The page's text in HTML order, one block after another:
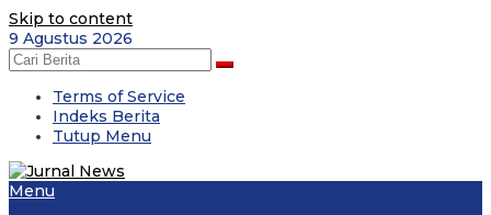
Skip to content
9 Agustus 2026
Terms of Service
Indeks Berita
Tutup Menu
Menu